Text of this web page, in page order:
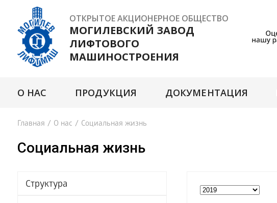
ОТКРЫТОЕ АКЦИОНЕРНОЕ ОБЩЕСТВО
МОГИЛЕВСКИЙ ЗАВОД
ЛИФТОВОГО
МАШИНОСТРОЕНИЯ
О НАС ПРОДУКЦИЯ ДОКУМЕНТАЦИЯ
Главная / О нас / Социальная жизнь
Социальная жизнь
Структура